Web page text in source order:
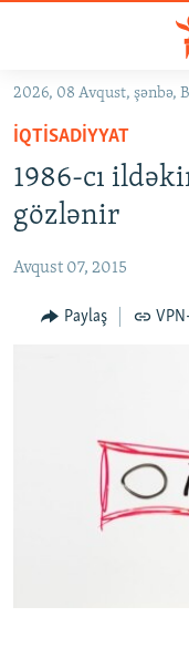
Əsas
qayıt
Əsas
naviqasiyaya
qayıt
GÜNDƏM
KORRUPSIOMETR
#ƏSLINDƏ
FƏRQƏ BAX
QANUNI DOĞRU
FOTOQALEREYA
İNFOQRAFIKA
RADIO ARXIV
AZƏRBAYCAN
HAQQIMIZDA
MISSIYAMIZ
PEŞƏ ETIKASI VƏ
2026, 08 Avqust, şənbə,
İQTISADIYYAT
1986-cı
gözlənir
Avqust 07, 2015
Paylaş